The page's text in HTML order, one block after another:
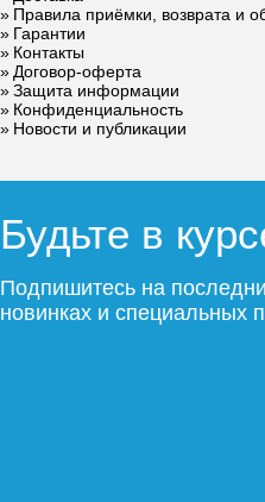
Подробнее
Правила приёмки, возврата и
Гарантии
Контакты
Договор-оферта
Защита информации
Конфиденциальность
Новости и публикации
Будьте в
Подпишитесь на
новинках и специальных